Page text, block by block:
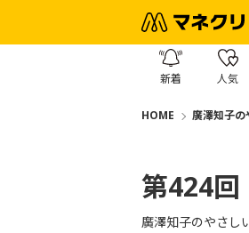
新着 人気
HOME 廣澤知子の
第424回
廣澤知子のやさし